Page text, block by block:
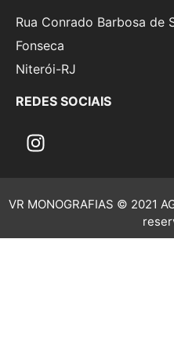
Rua Conrado Barbosa de
Fonseca
Niterói-RJ
REDES SOCIAIS
VR MONOGRAFIAS © 2021